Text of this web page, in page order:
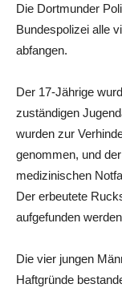
Die Dortmunder
Bundespolizei alle
abfangen.
Der 17-Jährige
zuständigen
wurden zur
genommen, und
medizinischen
Der erbeutete
aufgefunden
Die vier jungen
Haftgründe